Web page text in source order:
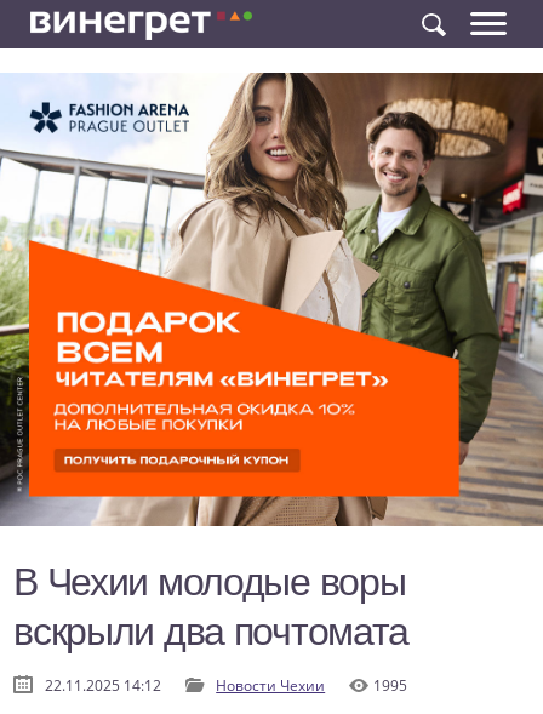
В Чехии молодые воры
вскрыли два почтомата
22.11.2025 14:12 Новости Чехии 1995